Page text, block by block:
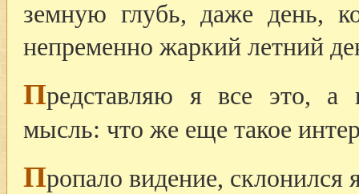
земную глубь, даже день,
непременно жаркий летний
Представляю я все это, а
мысль: что же еще такое
Пропало видение, склонился